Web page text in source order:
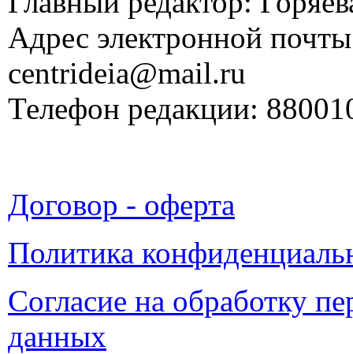
Адрес электронной
centrideia@mail.ru
Телефон редакции:
Договор - оферта
Политика
Согласие на обработку
данных